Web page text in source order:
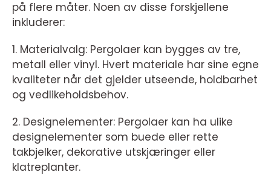
på flere måter. Noen av disse forskjellene
inkluderer:
1. Materialvalg: Pergolaer kan bygges av tre,
metall eller vinyl. Hvert materiale har sine egne
kvaliteter når det gjelder utseende, holdbarhet
og vedlikeholdsbehov.
2. Designelementer: Pergolaer kan ha ulike
designelementer som buede eller rette
takbjelker, dekorative utskjæringer eller
klatreplanter.